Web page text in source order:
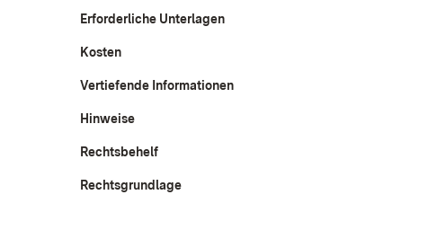
Erforderliche Unterlagen
Kosten
Vertiefende Informationen
Hinweise
Rechtsbehelf
Rechtsgrundlage